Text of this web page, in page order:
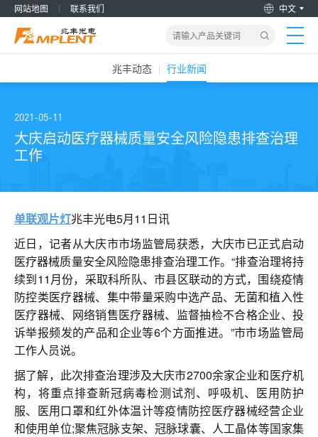
网站地图 联系我们 中文
产品&解决方案
新闻动态
关于我们
加入兆丰
服务支持
联系我们
兆丰动态 行业新闻
2021-05-11
大庆启动医疗器械质量安全风险隐患排查治理
工作
单联观片灯兆丰光电5月11日讯
近日，记者从大庆市市场监管局获悉，大庆市已正式启动
医疗器械质量安全风险隐患排查治理工作。“排查治理将持
续到11月份，采取科所队、市县区联动的方式，围绕疫情
防控类医疗器械、集中带量采购中选产品、无菌和植入性
医疗器械、网络销售医疗器械、监督抽检不合格企业、投
诉举报频发的产品和企业等6个方面推进。”市市场监管局
工作人员说。
据了解，此次排查治理涉及大庆市2700余家企业和医疗机
构，将重点排查新冠病毒检测试剂、呼吸机、医用防护
服、医用口罩和红外体温计等疫情防控医疗器械经营企业
和使用单位;聚焦冠脉支架、冠脉球囊、人工晶体等国家集